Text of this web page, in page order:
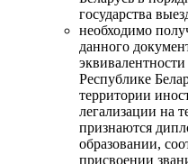
государства
необходимо
данного
Республике
территории
легализации на
признаются
образовании,
присвоении